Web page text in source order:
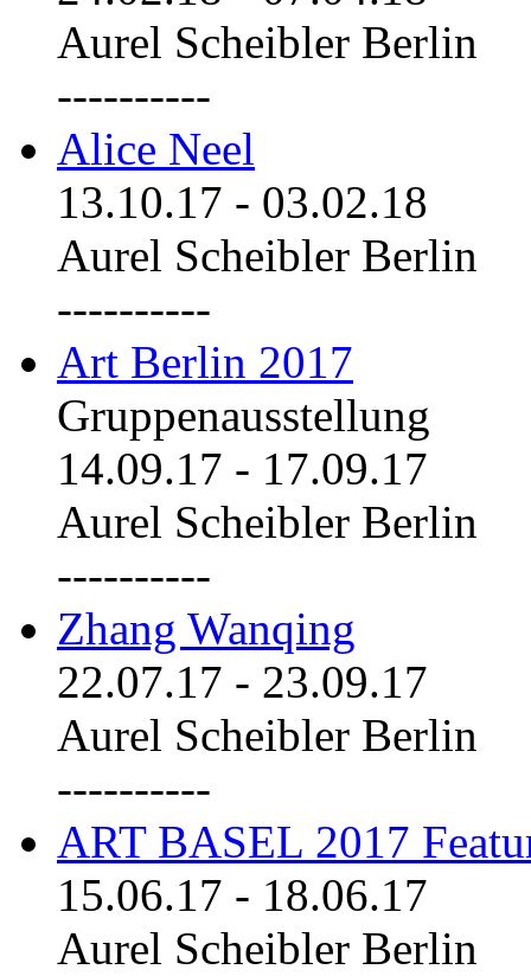
Aurel Scheibler Berlin
----------
Alice Neel
13.10.17 - 03.02.18
Aurel Scheibler Berlin
----------
Art Berlin 2017
Gruppenausstellung
14.09.17 - 17.09.17
Aurel Scheibler Berlin
----------
Zhang Wanqing
22.07.17 - 23.09.17
Aurel Scheibler Berlin
----------
ART BASEL 2017
15.06.17 - 18.06.17
Aurel Scheibler Berlin